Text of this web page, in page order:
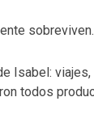
sobreviven.
Isabel:
todos